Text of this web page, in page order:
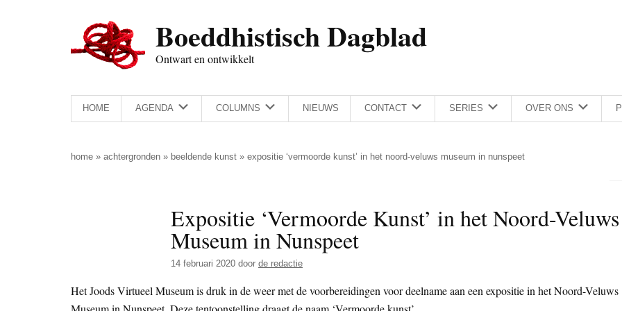
Boeddhistisch Dagblad
Ontwart en ontwikkelt
HOME AGENDA COLUMNS NIEUWS CONTACT SERIES OVER ONS
home » achtergronden » beeldende kunst » expositie ‘vermoorde kunst’ in het noord-veluws museum in nunspeet
Expositie ‘Vermoorde Kunst’ in het Noord-Veluws
Museum in Nunspeet
14 februari 2020 door de redactie
Het Joods Virtueel Museum is druk in de weer met de voorbereidingen voor deelname aan een expositie in het Noord-Veluws